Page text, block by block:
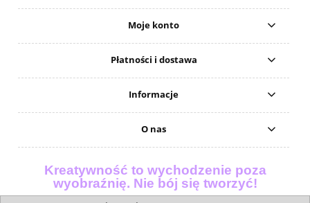
Moje konto
Płatności i dostawa
Informacje
O nas
Kreatywność to wychodzenie poza
wyobraźnię. Nie bój się tworzyć!